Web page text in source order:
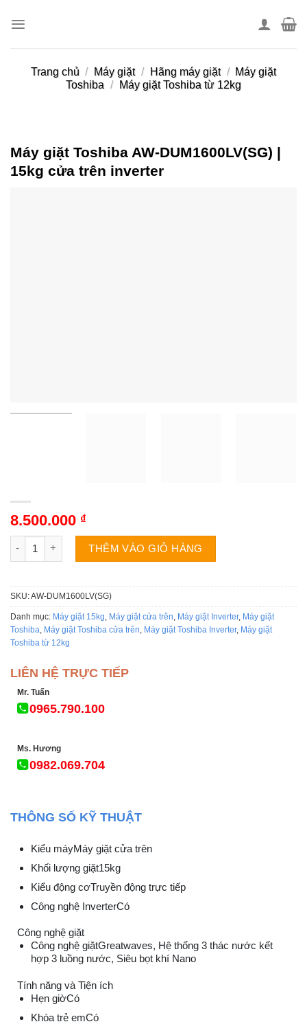
Trang chủ / Máy giặt / Hãng máy giặt /
Máy giặt
Toshiba / Máy giặt Toshiba từ 12kg
Máy giặt Toshiba AW-DUM1600LV(SG) |
15kg cửa trên inverter
8.500.000 ₫
Máy giặt Toshiba AW-DUM1600LV(SG) | 15kg cửa trên inverter
THÊM VÀO GIỎ HÀNG
SKU:AW-DUM1600LV(SG)
Danh mục: Máy giặt 15kg Máy giặt cửa trên Máy giặt Inverter, Máy giặt
Toshiba Máy giặt Toshiba cửa trên Máy giặt Toshiba Inverter, Máy giặt
Toshiba từ 12kg
LIÊN HỆ TRỰC TIẾP
Mr. Tuấn
0965.790.100
Ms. Hương
0982.069.704
THÔNG SỐ KỸ THUẬT
Kiểu máyMáy giặt cửa trên
Khối lượng giặt15kg
Kiểu động cơTruyền động trực tiếp
Công nghệ InverterCó
Công nghệ giặt
Công nghệ giặtGreatwaves, Hệ thống 3 thác nước kết
hợp 3 luồng nước, Siêu bọt khí Nano
Tính năng và Tiện ích
Hẹn giờCó
Khóa trẻ emCó